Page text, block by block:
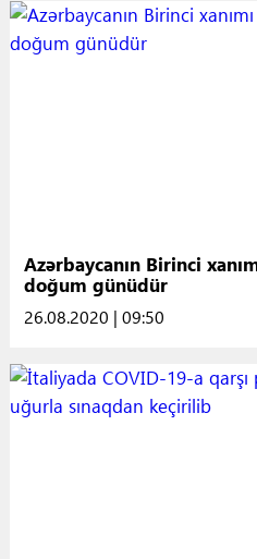
Azərbaycanın Birinci
doğum günüdür
26.08.2020 | 09:50